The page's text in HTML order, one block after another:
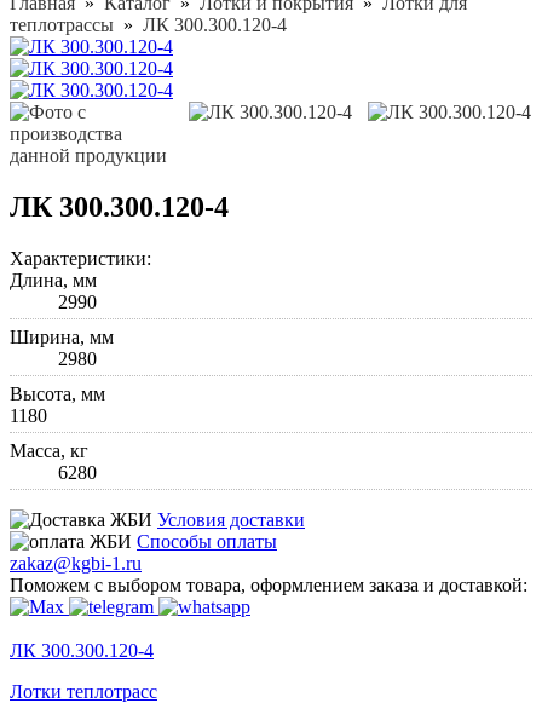
теплотрассы » ЛК 300.300.120-4
ЛК 300.300.120-4
Характеристики:
Длина, мм
2990
Ширина, мм
2980
Высота, мм
1180
Масса, кг
6280
Условия доставки
Способы оплаты
zakaz@kgbi-1.ru
Поможем с выбором товара, оформлением заказа и доставкой:
ЛК 300.300.120-4
Лотки теплотрасс